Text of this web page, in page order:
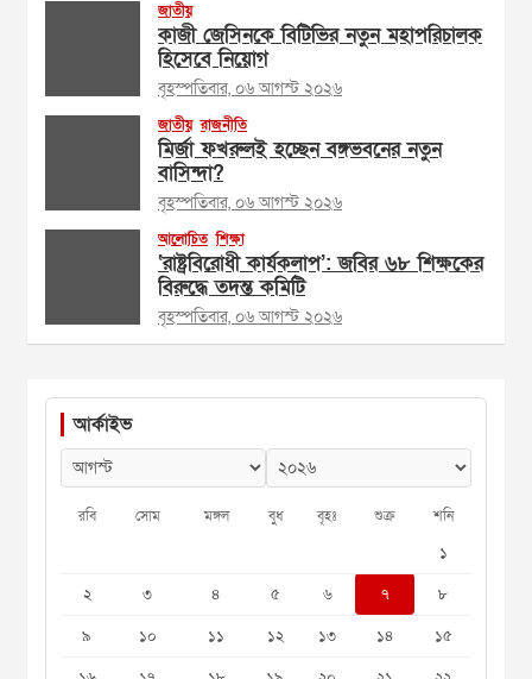
জাতীয়
কাজী জেসিনকে বিটিভির নতুন মহাপরিচালক
হিসেবে নিয়োগ
বৃহস্পতিবার, ০৬ আগস্ট ২০২৬
জাতীয় রাজনীতি
মির্জা ফখরুলই হচ্ছেন বঙ্গভবনের নতুন
বাসিন্দা?
বৃহস্পতিবার, ০৬ আগস্ট ২০২৬
আলোচিত শিক্ষা
‘রাষ্ট্রবিরোধী কার্যকলাপ’: জবির ৬৮ শিক্ষকের
বিরুদ্ধে তদন্ত কমিটি
বৃহস্পতিবার, ০৬ আগস্ট ২০২৬
আর্কাইভ
রবি সোম মঙ্গল বুধ বৃহঃ শুক্র শনি
১
২
৩ ৪ ৫ ৬ ৭
৮
৯
১০ ১১ ১২ ১৩ ১৪
১৫